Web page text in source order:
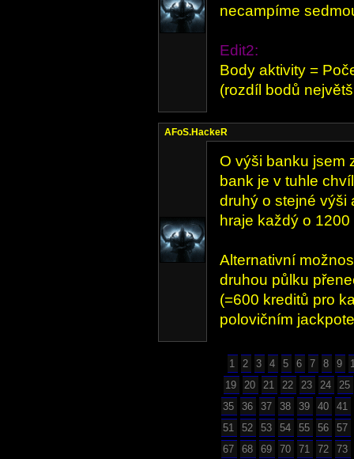
necampíme
Edit2:
Body aktivity =
(rozdíl bodů
AFoS.HackeR
O výši banku jsem
bank je v tuhle
druhý o stejné výši
hraje každý o
Alternativní
druhou půlku
(=600 kreditů pro
polovičním
1 2 3 4 5 6 7 8 9
19
20 21 22 23 24
25
35
36 37 38 39 40
41
51
52 53 54 55 56
57
67
68 69 70 71 72
73